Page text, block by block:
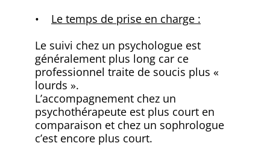
• Le temps de prise en charge :
Le suivi chez un psychologue est
généralement plus long car ce
professionnel traite de soucis plus «
lourds ».
L’accompagnement chez un
psychothérapeute est plus court en
comparaison et chez un sophrologue
c’est encore plus court.